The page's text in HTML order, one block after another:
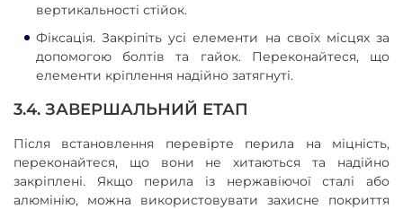
вертикальності стійок.
Фіксація. Закріпіть усі елементи на своїх місцях за
допомогою болтів та гайок. Переконайтеся, що
елементи кріплення надійно затягнуті.
3.4. ЗАВЕРШАЛЬНИЙ ЕТАП
Після встановлення перевірте перила на міцність,
переконайтеся, що вони не хитаються та надійно
закріплені. Якщо перила із нержавіючої сталі або
алюмінію, можна використовувати захисне покриття